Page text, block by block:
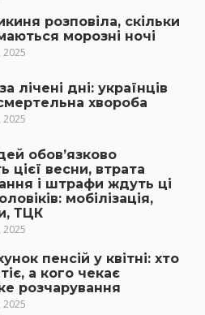
розповіла, скільки
морозні ночі
2025
лічені дні: українців
хвороба
2025
обов’язково
цієї весни, втрата
і штрафи ждуть ці
мобілізація,
ТЦК
2025
пенсій у квітні: хто
а кого чекає
розчарування
2025